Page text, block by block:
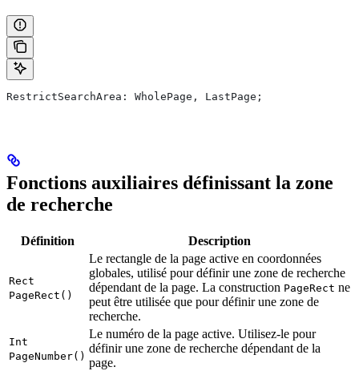
RestrictSearchArea: WholePage, LastPage;
Fonctions auxiliaires définissant la zone
de recherche
Définition Description
Rect
PageRect()
Le rectangle de la page active en coordonnées
globales, utilisé pour définir une zone de recherche
dépendant de la page. La construction PageRect ne
peut être utilisée que pour définir une zone de
recherche.
Int
PageNumber()
Le numéro de la page active. Utilisez-le pour
définir une zone de recherche dépendant de la
page.